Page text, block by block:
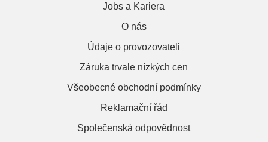
Jobs a Kariera
O nás
Údaje o provozovateli
Záruka trvale nízkých cen
Všeobecné obchodní podmínky
Reklamační řád
Společenská odpovědnost